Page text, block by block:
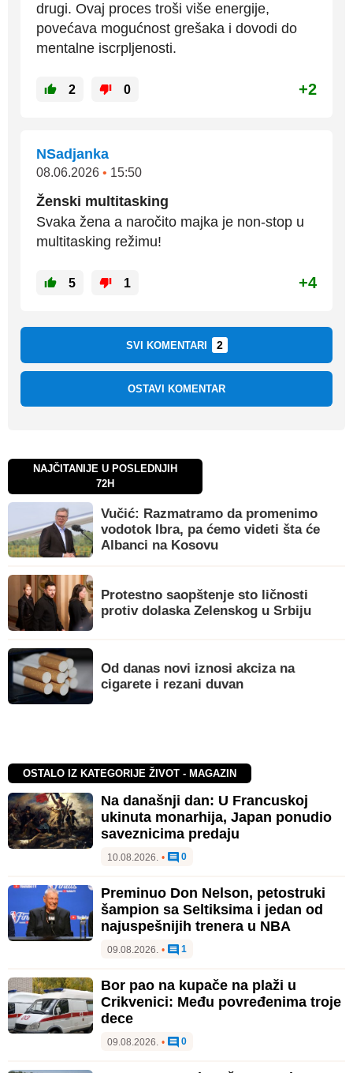
drugi. Ovaj proces troši više energije,
povećava mogućnost grešaka i dovodi do
mentalne iscrpljenosti.
2 0 +2
NSadjanka
08.06.2026 • 15:50
Ženski multitasking
Svaka žena a naročito majka je non-stop u
multitasking režimu!
5 1 +4
SVI KOMENTARI 2
OSTAVI KOMENTAR
NAJČITANIJE U POSLEDNJIH
72H
Vučić: Razmatramo da promenimo
vodotok Ibra, pa ćemo videti šta će
Albanci na Kosovu
Protestno saopštenje sto ličnosti
protiv dolaska Zelenskog u Srbiju
Od danas novi iznosi akciza na
cigarete i rezani duvan
OSTALO IZ KATEGORIJE ŽIVOT - MAGAZIN
Na današnji dan: U Francuskoj
ukinuta monarhija, Japan ponudio
saveznicima predaju
10.08.2026. • 0
Preminuo Don Nelson, petostruki
šampion sa Seltiksima i jedan od
najuspešnijih trenera u NBA
09.08.2026. • 1
Bor pao na kupače na plaži u
Crikvenici: Među povređenima troje
dece
09.08.2026. • 0